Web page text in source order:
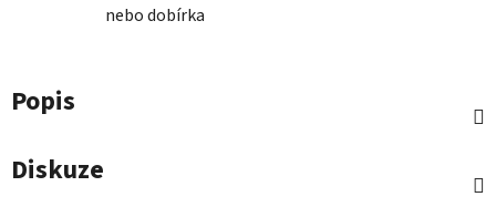
nebo dobírka
Popis
Diskuze